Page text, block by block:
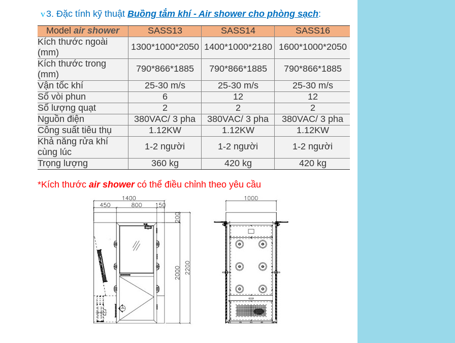
v3. Đặc tính kỹ thuật Buồng tắm khí - Air shower cho phòng sạch:
Model air shower SASS13 SASS14
SASS16
Kích thước ngoài
(mm)
1300*1000*2050 1400*1000*2180
1600*1000*2050
Kích thước trong
(mm)
790*866*1885 790*866*1885
790*866*1885
Vận tốc khí
25-30 m/s 25-30 m/s
25-30 m/s
Số vòi phun
6 12
12
Số lượng quạt
2 2
2
Nguồn điện
380VAC/ 3 pha 380VAC/ 3 pha
380VAC/ 3 pha
Công suất tiêu thụ
1.12KW 1.12KW
1.12KW
Khả năng rửa khí
cùng lúc
1-2 người 1-2 người
1-2 người
Trọng lượng
360 kg 420 kg 420 kg
*Kích thước air shower có thể điều chỉnh theo yêu cầu